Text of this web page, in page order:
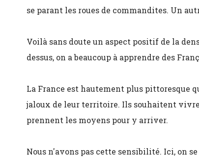
se parant les roues de commandites. Un
Voilà sans doute un aspect positif de la
dessus, on a beaucoup à apprendre des
La France est hautement plus pittoresque
jaloux de leur territoire. Ils souhaitent
prennent les moyens pour y arriver.
Nous n'avons pas cette sensibilité. Ici, on